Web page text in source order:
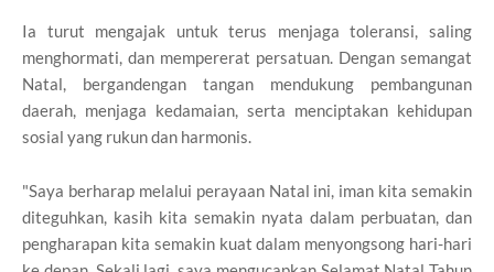
Ia turut mengajak untuk terus menjaga toleransi, saling
menghormati, dan mempererat persatuan. Dengan semangat
Natal, bergandengan tangan mendukung pembangunan
daerah, menjaga kedamaian, serta menciptakan kehidupan
sosial yang rukun dan harmonis.
"Saya berharap melalui perayaan Natal ini, iman kita semakin
diteguhkan, kasih kita semakin nyata dalam perbuatan, dan
pengharapan kita semakin kuat dalam menyongsong hari-hari